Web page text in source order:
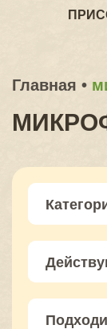
Главная •